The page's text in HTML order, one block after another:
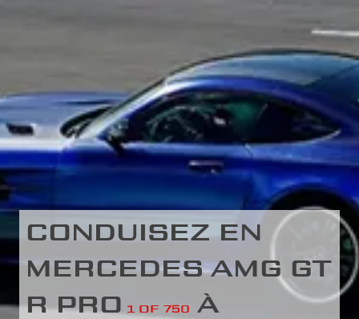
CONDUISEZ EN
MERCEDES AMG GT
R PRO 1 OF 750
À